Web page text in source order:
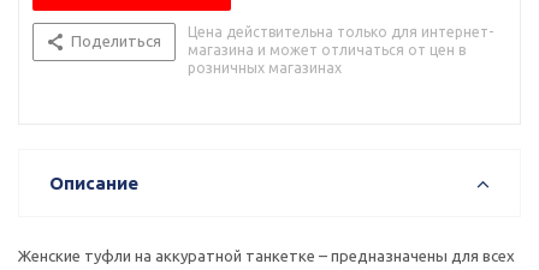
Поделиться
Цена действительна только для интернет-
магазина и может отличаться от цен в
розничных магазинах
Описание
Женские туфли на аккуратной танкетке – предназначены для всех